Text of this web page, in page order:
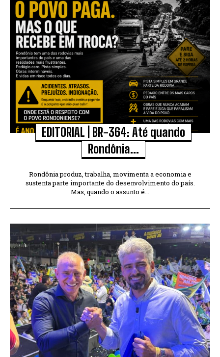
EDITORIAL | BR-364: Até quando
Rondônia...
Rondônia produz, trabalha, movimenta a economia e
sustenta parte importante do desenvolvimento do país.
Mas, quando o assunto é...